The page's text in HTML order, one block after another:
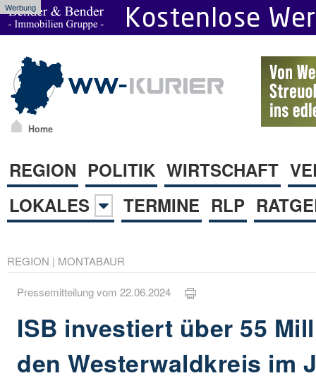
Werbung
Home
REGION POLITIK WIRTSCHAFT
LOKALES
TERMINE RLP
REGION | MONTABAUR
Pressemitteilung vom 22.06.2024
ISB investiert über 55
den Westerwaldkreis im